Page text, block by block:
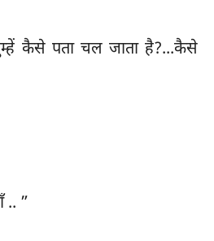
कैसे पता चल जाता है?...कैसे
.. ”